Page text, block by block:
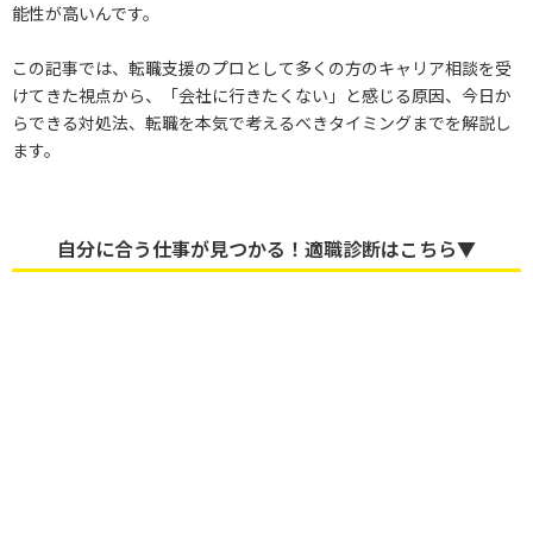
能性が高いんです。
この記事では、転職支援のプロとして多くの方のキャリア相談を受
けてきた視点から、「会社に行きたくない」と感じる原因、今日か
らできる対処法、転職を本気で考えるべきタイミングまでを解説し
ます。
自分に合う仕事が見つかる！適職診断はこちら▼